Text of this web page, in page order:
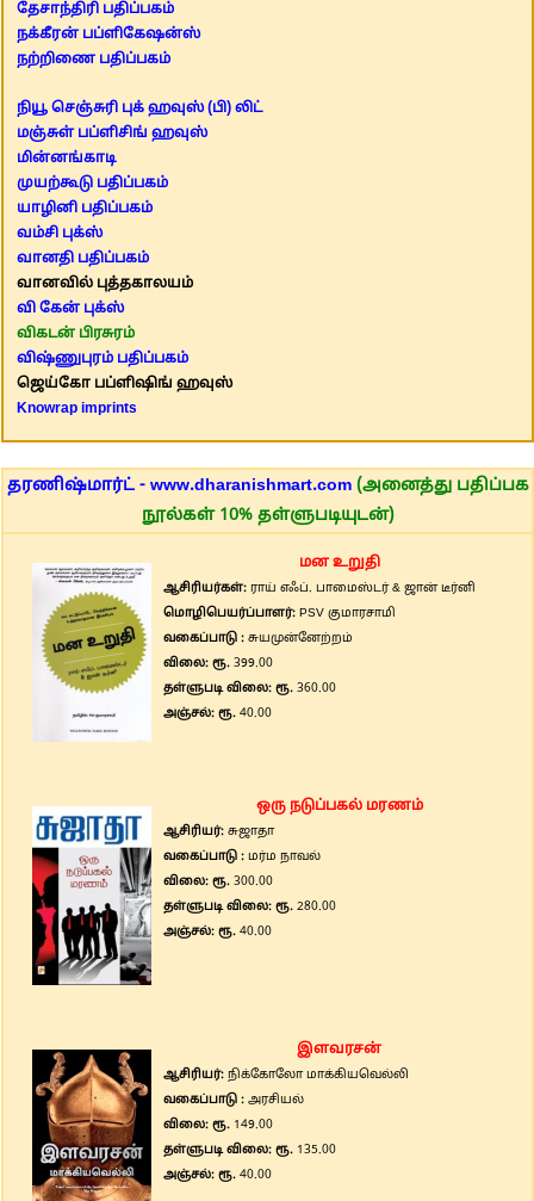
தேசாந்திரி பதிப்பகம்
நக்கீரன் பப்ளிகேஷன்ஸ்
நற்றிணை பதிப்பகம்
நியூ செஞ்சுரி புக் ஹவுஸ் (பி) லிட்
மஞ்சுள் பப்ளிசிங் ஹவுஸ்
மின்னங்காடி
முயற்கூடு பதிப்பகம்
யாழினி பதிப்பகம்
வம்சி புக்ஸ்
வானதி பதிப்பகம்
வானவில் புத்தகாலயம்
வி கேன் புக்ஸ்
விகடன் பிரசுரம்
விஷ்ணுபுரம் பதிப்பகம்
ஜெய்கோ பப்ளிஷிங் ஹவுஸ்
Knowrap imprints
தரணிஷ்மார்ட் - www.dharanishmart.com (அனைத்து பதிப்பக
நூல்கள் 10% தள்ளுபடியுடன்)
மன உறுதி
ஆசிரியர்கள்: ராய் எஃப். பாமைஸ்டர் & ஜான் டீர்னி
மொழிபெயர்ப்பாளர்: PSV குமாரசாமி
வகைப்பாடு : சுயமுன்னேற்றம்
விலை: ரூ. 399.00
தள்ளுபடி விலை: ரூ. 360.00
அஞ்சல்: ரூ. 40.00
ஒரு நடுப்பகல் மரணம்
ஆசிரியர்: சுஜாதா
வகைப்பாடு : மர்ம நாவல்
விலை: ரூ. 300.00
தள்ளுபடி விலை: ரூ. 280.00
அஞ்சல்: ரூ. 40.00
இளவரசன்
ஆசிரியர்: நிக்கோலோ மாக்கியவெல்லி
வகைப்பாடு : அரசியல்
விலை: ரூ. 149.00
தள்ளுபடி விலை: ரூ. 135.00
அஞ்சல்: ரூ. 40.00